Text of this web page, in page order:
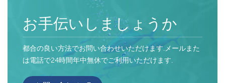
お手伝いしましょうか
都合の良い方法でお問い合わせいただけます.メールまた
は電話で24時間年中無休でご利用いただけます.